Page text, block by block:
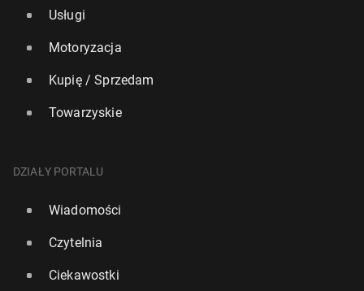
Usługi
Motoryzacja
Kupię / Sprzedam
Towarzyskie
DZIAŁY PORTALU
Wiadomości
Czytelnia
Ciekawostki